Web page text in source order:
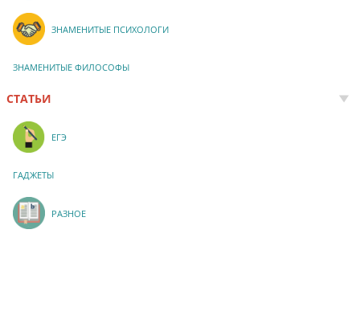
ЗНАМЕНИТЫЕ ПСИХОЛОГИ
ЗНАМЕНИТЫЕ ФИЛОСОФЫ
СТАТЬИ
ЕГЭ
ГАДЖЕТЫ
РАЗНОЕ